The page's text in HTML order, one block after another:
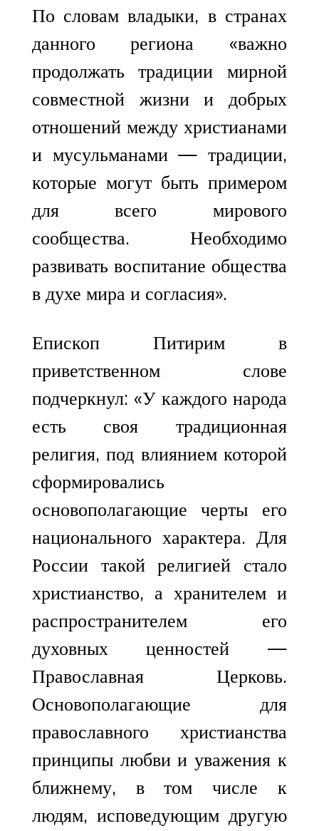
По словам владыки, в странах
данного региона «важно
продолжать традиции мирной
совместной жизни и добрых
отношений между христианами
и мусульманами — традиции,
которые могут быть примером
для всего мирового
сообщества. Необходимо
развивать воспитание общества
в духе мира и согласия».
Епископ Питирим в
приветственном слове
подчеркнул: «У каждого народа
есть своя традиционная
религия, под влиянием которой
сформировались
основополагающие черты его
национального характера. Для
России такой религией стало
христианство, а хранителем и
распространителем его
духовных ценностей —
Православная Церковь.
Основополагающие для
православного христианства
принципы любви и уважения к
ближнему, в том числе к
людям, исповедующим другую